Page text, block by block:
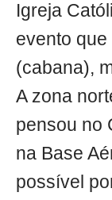
Igreja
evento
(cabana),
A zona
pensou no
na Base
possível